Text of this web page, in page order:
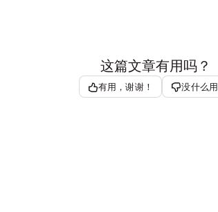
这篇文章有用吗？
有用，谢谢！ 没什么用